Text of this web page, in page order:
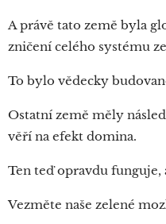
A právě tato země byla
zničení celého systému
To bylo vědecky
Ostatní země měly
věří na efekt domina.
Ten teď opravdu
Vezměte naše zelené